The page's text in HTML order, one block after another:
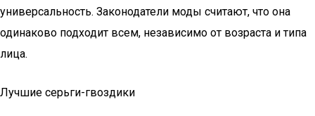
универсальность. Законодатели моды считают, что она
одинаково подходит всем, независимо от возраста и типа
лица.
Лучшие серьги-гвоздики